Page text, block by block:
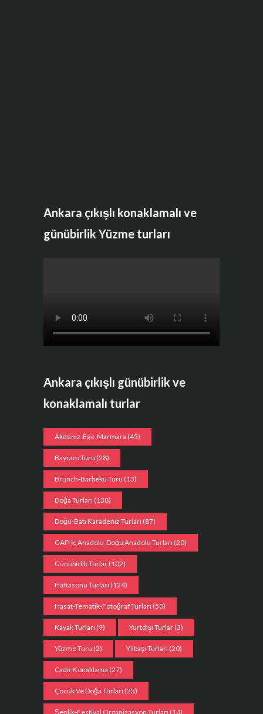
Ankara çıkışlı konaklamalı ve
günübirlik Yüzme turları
Ankara çıkışlı günübirlik ve
konaklamalı turlar
Akdeniz-Ege-Marmara (45)
Bayram Turu (28)
Brunch-Barbekü Turu (13)
Doğa Turları (138)
Doğu-Batı Karadeniz Turları (87)
GAP-İç Anadolu-Doğu Anadolu Turları (20)
Günübirlik Turlar (102)
Haftasonu Turları (124)
Hasat-Tematik-Fotoğraf Turları (50)
Kayak Turları (9) Yurtdışı Turlar (3)
Yüzme Turu (2) Yılbaşı Turları (20)
Çadır Konaklama (27)
Çocuk Ve Doğa Turları (23)
Şenlik-Festival Organizasyon Turları (14)